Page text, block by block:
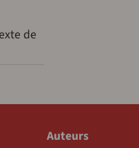
de
Auteurs